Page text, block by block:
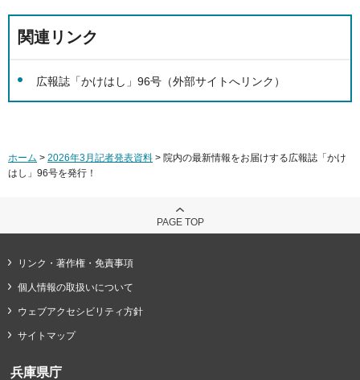
関連リンク
広報誌「かけはし」96号（外部サイトへリンク）
ホーム > 2026年3月記者発表資料 > 院内の最新情報をお届けする広報誌「かけ
はし」96号を発行！
PAGE TOP
リンク・著作権・免責事項
個人情報の取扱いについて
ウェブアクセシビリティ方針
サイトマップ
兵庫県庁